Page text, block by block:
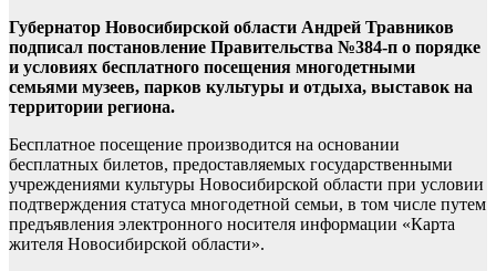
Губернатор Новосибирской области Андрей Травников
подписал постановление Правительства №384-п о порядке
и условиях бесплатного посещения многодетными
семьями музеев, парков культуры и отдыха, выставок на
территории региона.
Бесплатное посещение производится на основании
бесплатных билетов, предоставляемых государственными
учреждениями культуры Новосибирской области при условии
подтверждения статуса многодетной семьи, в том числе путем
предъявления электронного носителя информации «Карта
жителя Новосибирской области».